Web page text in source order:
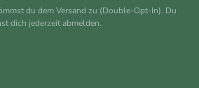
du dem Versand zu (Double-Opt-In). Du
dich jederzeit abmelden.